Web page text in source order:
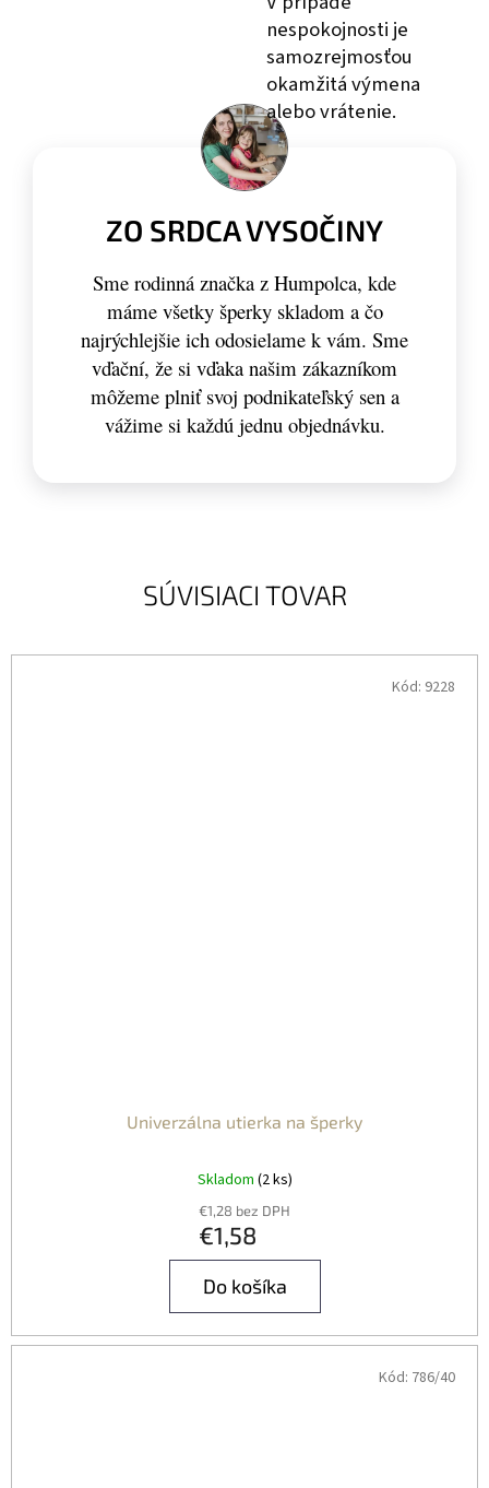
SÚVISIACI TOVAR
Univerzálna utierka na šperky
Skladom (2 ks)
€1,28 bez DPH
€1,58
Do košíka
Kód: 9228
Kód: 786/40
nespokojnosti je
samozrejmosťou
okamžitá výmena
alebo vrátenie.
ZO SRDCA VYSOČINY
Sme rodinná značka z Humpolca, kde
máme všetky šperky skladom a čo
najrýchlejšie ich odosielame k vám. Sme
vďační, že si vďaka našim zákazníkom
môžeme plniť svoj podnikateľský sen a
vážime si každú jednu objednávku.